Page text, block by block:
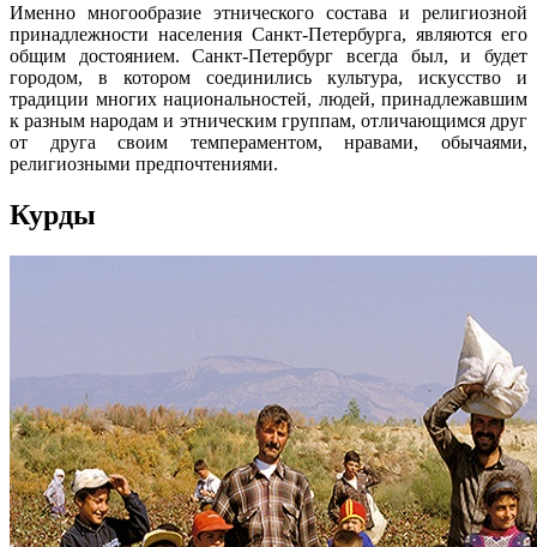
Именно многообразие этнического состава и религиозной
принадлежности населения Санкт-Петербурга, являются его
общим достоянием. Санкт-Петербург всегда был, и будет
городом, в котором соединились культура, искусство и
традиции многих национальностей, людей, принадлежавшим
к разным народам и этническим группам, отличающимся друг
от друга своим темпераментом, нравами, обычаями,
религиозными предпочтениями.
Курды